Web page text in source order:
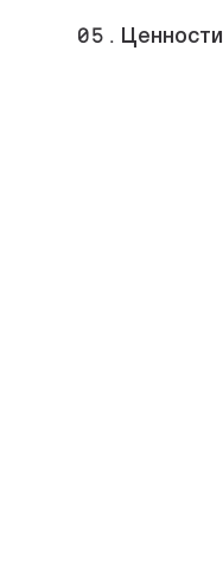
05. Ценности